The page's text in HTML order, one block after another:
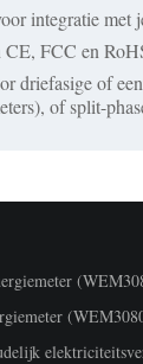
integratie met
CE, FCC en
driefasige of
of split-